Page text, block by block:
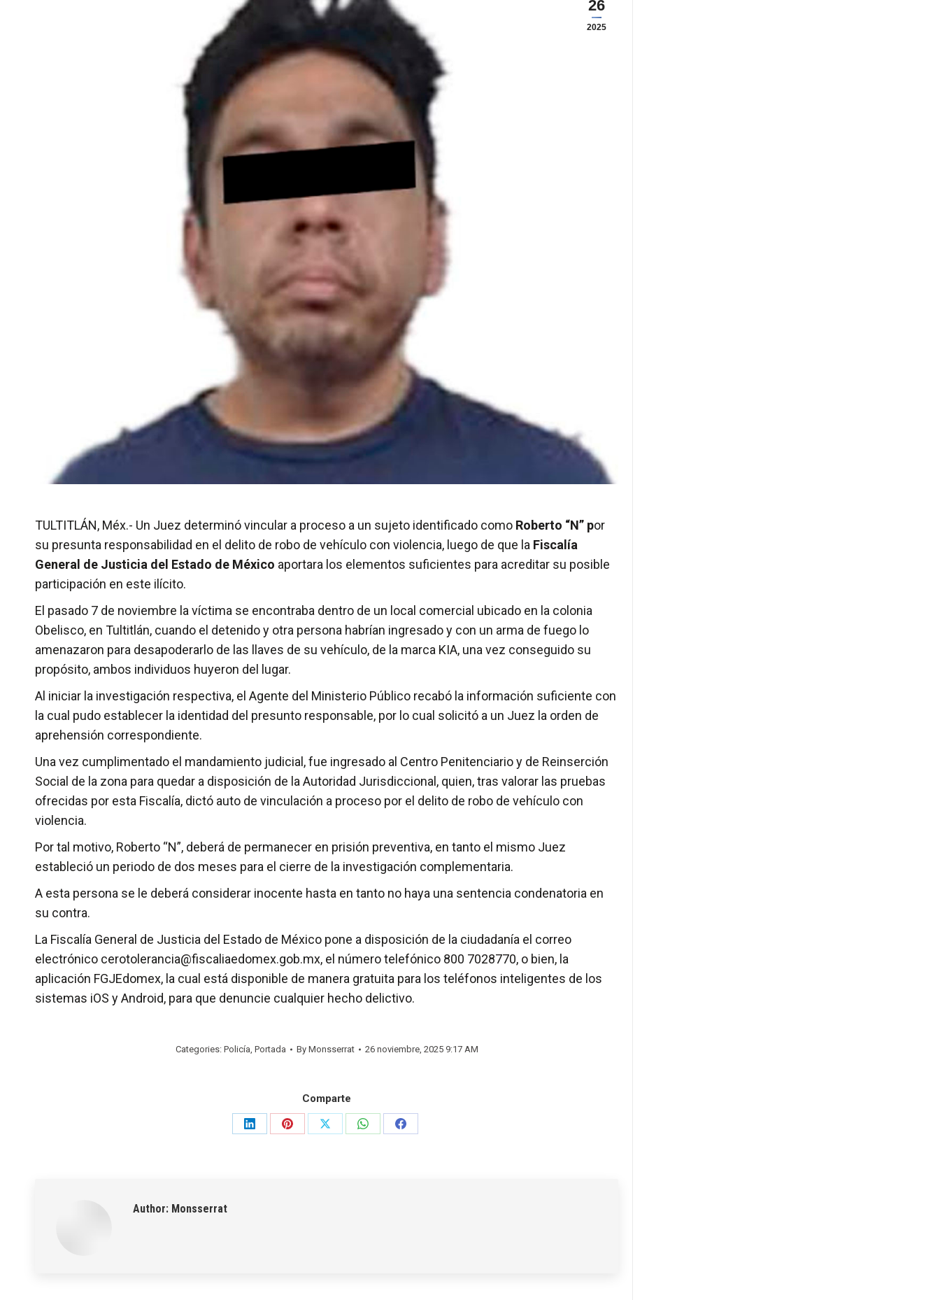
26
2025
TULTITLÁN, Méx.- Un Juez determinó vincular a proceso a un sujeto identificado como Roberto “N” por
su presunta responsabilidad en el delito de robo de vehículo con violencia, luego de que la Fiscalía
General de Justicia del Estado de México aportara los elementos suficientes para acreditar su posible
participación en este ilícito.
El pasado 7 de noviembre la víctima se encontraba dentro de un local comercial ubicado en la colonia
Obelisco, en Tultitlán, cuando el detenido y otra persona habrían ingresado y con un arma de fuego lo
amenazaron para desapoderarlo de las llaves de su vehículo, de la marca KIA, una vez conseguido su
propósito, ambos individuos huyeron del lugar.
Al iniciar la investigación respectiva, el Agente del Ministerio Público recabó la información suficiente con
la cual pudo establecer la identidad del presunto responsable, por lo cual solicitó a un Juez la orden de
aprehensión correspondiente.
Una vez cumplimentado el mandamiento judicial, fue ingresado al Centro Penitenciario y de Reinserción
Social de la zona para quedar a disposición de la Autoridad Jurisdiccional, quien, tras valorar las pruebas
ofrecidas por esta Fiscalía, dictó auto de vinculación a proceso por el delito de robo de vehículo con
violencia.
Por tal motivo, Roberto “N”, deberá de permanecer en prisión preventiva, en tanto el mismo Juez
estableció un periodo de dos meses para el cierre de la investigación complementaria.
A esta persona se le deberá considerar inocente hasta en tanto no haya una sentencia condenatoria en
su contra.
La Fiscalía General de Justicia del Estado de México pone a disposición de la ciudadanía el correo
electrónico cerotolerancia@fiscaliaedomex.gob.mx, el número telefónico 800 7028770, o bien, la
aplicación FGJEdomex, la cual está disponible de manera gratuita para los teléfonos inteligentes de los
sistemas iOS y Android, para que denuncie cualquier hecho delictivo.
Categories: Policía, Portada By Monsserrat 26 noviembre, 2025 9:17 AM
Comparte
Share
Share
Share
Share
Share
Author: Monsserrat